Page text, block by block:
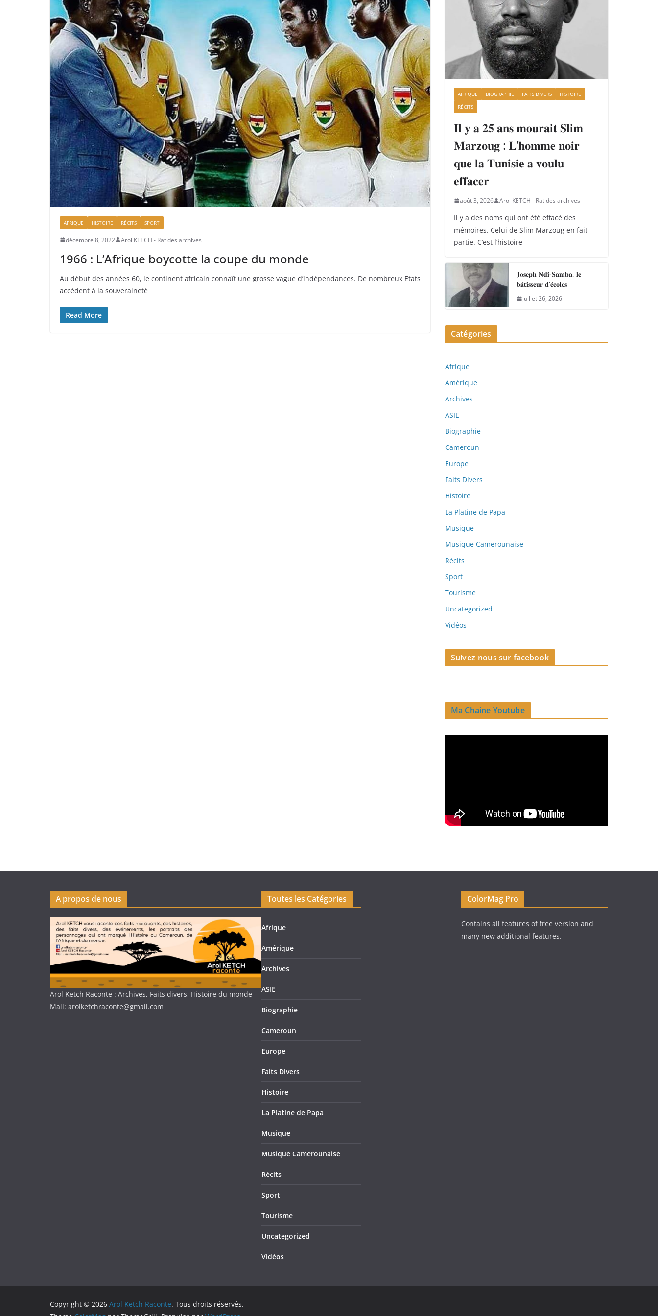
AFRIQUE HISTOIRE RÉCITS SPORT
décembre 8, 2022 Arol KETCH - Rat des archives
1966 : L’Afrique boycotte la coupe du monde
Au début des années 60, le continent africain connaît une grosse vague d’indépendances. De nombreux Etats
accèdent à la souveraineté
Read More
AFRIQUE BIOGRAPHIE FAITS DIVERS
HISTOIRE
RÉCITS
𝐈𝐥 𝐲 𝐚 𝟐𝟓 𝐚𝐧𝐬 𝐦𝐨𝐮𝐫𝐚𝐢𝐭 𝐒𝐥𝐢𝐦
𝐌𝐚𝐫𝐳𝐨𝐮𝐠 : 𝐋’𝐡𝐨𝐦𝐦𝐞 𝐧𝐨𝐢𝐫
𝐪𝐮𝐞 𝐥𝐚 𝐓𝐮𝐧𝐢𝐬𝐢𝐞 𝐚 𝐯𝐨𝐮𝐥𝐮
𝐞𝐟𝐟𝐚𝐜𝐞𝐫
août 3, 2026 Arol KETCH - Rat des archives
Il y a des noms qui ont été effacé des
mémoires. Celui de Slim Marzoug en fait
partie. C’est l’histoire
𝐉𝐨𝐬𝐞𝐩𝐡 𝐍𝐝𝐢-𝐒𝐚𝐦𝐛𝐚, 𝐥𝐞
𝐛𝐚̂𝐭𝐢𝐬𝐬𝐞𝐮𝐫 𝐝’𝐞́𝐜𝐨𝐥𝐞𝐬
juillet 26, 2026
Catégories
Afrique
Amérique
Archives
ASIE
Biographie
Cameroun
Europe
Faits Divers
Histoire
La Platine de Papa
Musique
Musique Camerounaise
Récits
Sport
Tourisme
Uncategorized
Vidéos
Suivez-nous sur facebook
Ma Chaine Youtube
A propos de nous
Arol Ketch Raconte : Archives, Faits divers, Histoire du monde
Mail: arolketchraconte@gmail.com
Toutes les Catégories
Afrique
Amérique
Archives
ASIE
Biographie
Cameroun
Europe
Faits Divers
Histoire
La Platine de Papa
Musique
Musique Camerounaise
Récits
Sport
Tourisme
Uncategorized
Vidéos
ColorMag Pro
Contains all features of free version and
many new additional features.
Copyright © 2026 Arol Ketch Raconte. Tous droits réservés.